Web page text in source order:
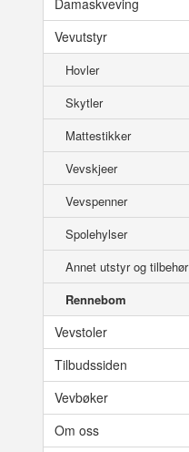
Damaskveving
Vevutstyr
Hovler
Skytler
Mattestikker
Vevskjeer
Vevspenner
Spolehylser
Annet utstyr og tilbehør
Rennebom
Vevstoler
Tilbudssiden
Vevbøker
Om oss